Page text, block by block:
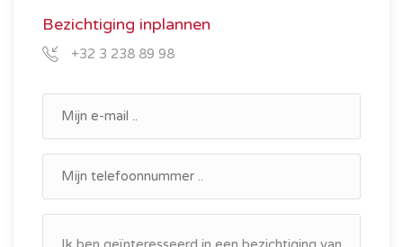
Bezichtiging inplannen
+32 3 238 89 98